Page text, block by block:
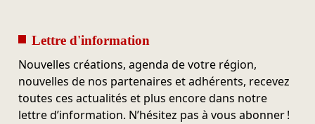
Lettre d'information
Nouvelles créations, agenda de votre région,
nouvelles de nos partenaires et adhérents, recevez
toutes ces actualités et plus encore dans notre
lettre d’information. N’hésitez pas à vous abonner !